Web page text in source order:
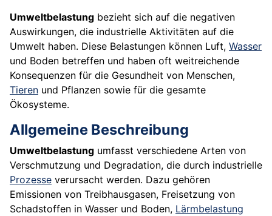
Umweltbelastung bezieht sich auf die negativen
Auswirkungen, die industrielle Aktivitäten auf die
Umwelt haben. Diese Belastungen können Luft, Wasser
und Boden betreffen und haben oft weitreichende
Konsequenzen für die Gesundheit von Menschen,
Tieren und Pflanzen sowie für die gesamte
Ökosysteme.
Allgemeine Beschreibung
Umweltbelastung umfasst verschiedene Arten von
Verschmutzung und Degradation, die durch industrielle
Prozesse verursacht werden. Dazu gehören
Emissionen von Treibhausgasen, Freisetzung von
Schadstoffen in Wasser und Boden, Lärmbelastung